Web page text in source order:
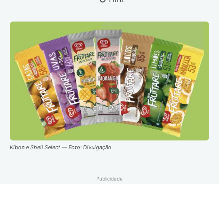
Kibon e Shell Select — Foto: Divulgação
Publicidade